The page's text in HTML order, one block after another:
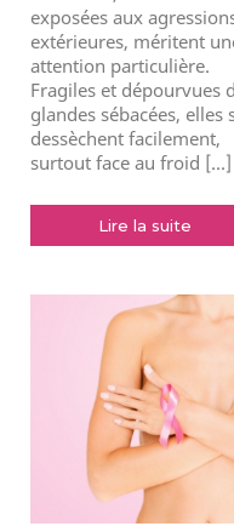
exposées aux
extérieures, méritent
attention particulière.
Fragiles et dépourvues
glandes sébacées, elles
dessèchent facilement,
surtout face au froid [...]
Lire la suite